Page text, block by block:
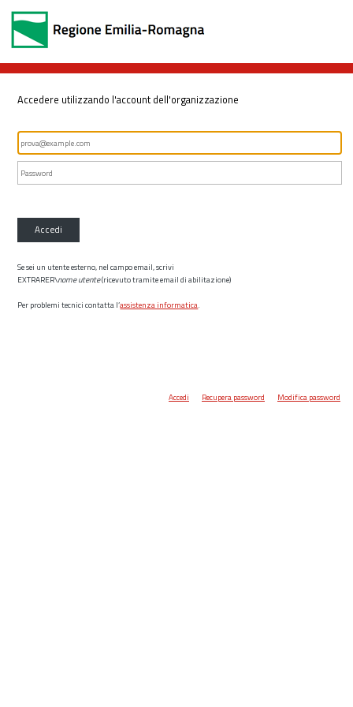
Accedere utilizzando l'account dell'organizzazione
Accedi
Se sei un utente esterno, nel campo email, scrivi
EXTRARER\nome utente(ricevuto tramite email di abilitazione)
Per problemi tecnici contatta l’assistenza informatica.
Accedi Recupera password Modifica password